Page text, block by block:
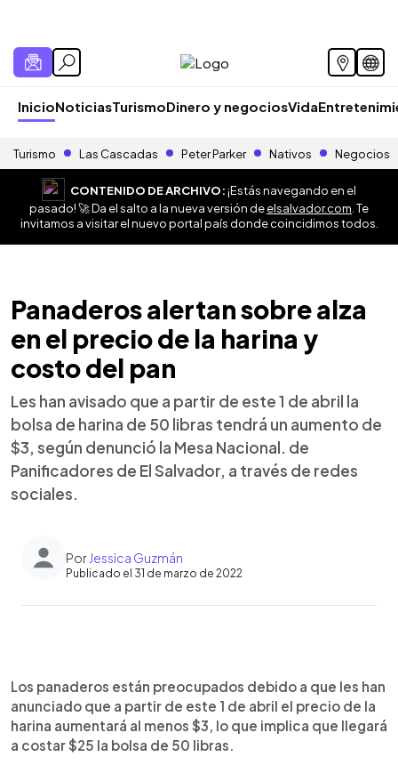
InicioNoticiasTurismoDinero y negociosVida
Turismo Las Cascadas Peter Parker Nativos Negocios
CONTENIDO DE ARCHIVO:¡Estás navegando en el
pasado! 🚀 Da el salto a la nueva versión deelsalvador.com . Te
invitamos a visitar el nuevo portal país donde coincidimos todos.
Panaderos alertan sobre alza
en el precio de la harina y
costo del pan
Les han avisado que a partir de este 1 de abril la
bolsa de harina de 50 libras tendrá un aumento de
$3, según denunció la Mesa Nacional. de
Panificadores de El Salvador, a través de redes
sociales.
Por Jessica Guzmán
Publicado el 31 de marzo de 2022
Escuchar artículo
Los panaderos están preocupados debido a que les han
anunciado que a partir de este 1 de abril el precio de la
harina aumentará al menos $3, lo que implica que llegará
a costar $25 la bolsa de 50 libras.